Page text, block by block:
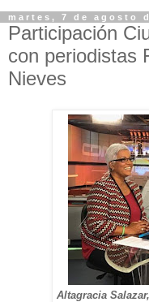
martes, 7 de agosto
Participación
con periodistas
Nieves
Altagracia